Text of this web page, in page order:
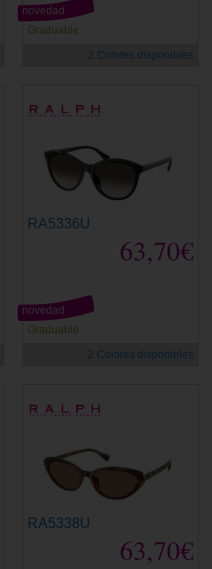
Graduable
novedad
2 Colores disponibles
RA5336U
63,70€
Graduable
novedad
2 Colores disponibles
RA5338U
63,70€